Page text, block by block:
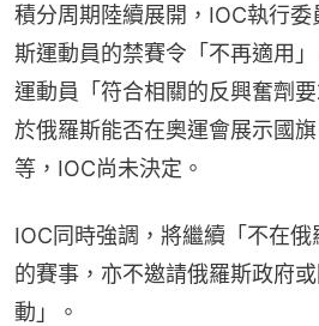
積分周期陸續展開，IOC執行
斯運動員的禁賽令「不再適用
運動員「符合相關的反興奮劑
於俄羅斯能否在奧運會展示國
等，IOC尚未決定。
IOC同時強調，將繼續「不在
的賽事，亦不邀請俄羅斯政府
動」。